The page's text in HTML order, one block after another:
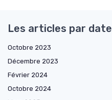
Les articles par date
Octobre 2023
Décembre 2023
Février 2024
Octobre 2024